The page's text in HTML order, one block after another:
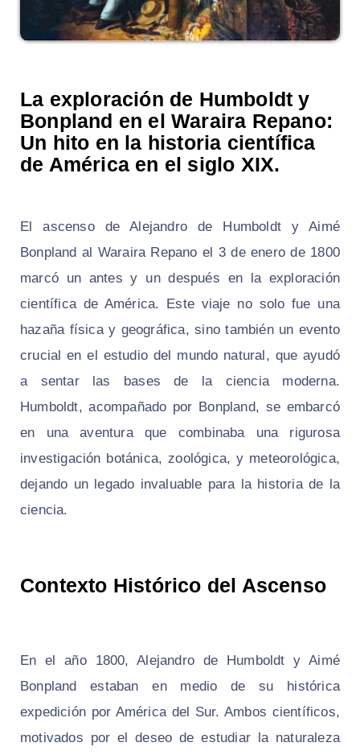
La exploración de Humboldt y
Bonpland en el Waraira Repano:
Un hito en la historia científica
de América en el siglo XIX.
El ascenso de Alejandro de Humboldt y Aimé
Bonpland al Waraira Repano el 3 de enero de 1800
marcó un antes y un después en la exploración
científica de América. Este viaje no solo fue una
hazaña física y geográfica, sino también un evento
crucial en el estudio del mundo natural, que ayudó
a sentar las bases de la ciencia moderna.
Humboldt, acompañado por Bonpland, se embarcó
en una aventura que combinaba una rigurosa
investigación botánica, zoológica, y meteorológica,
dejando un legado invaluable para la historia de la
ciencia.
Contexto Histórico del Ascenso
En el año 1800, Alejandro de Humboldt y Aimé
Bonpland estaban en medio de su histórica
expedición por América del Sur. Ambos científicos,
motivados por el deseo de estudiar la naturaleza